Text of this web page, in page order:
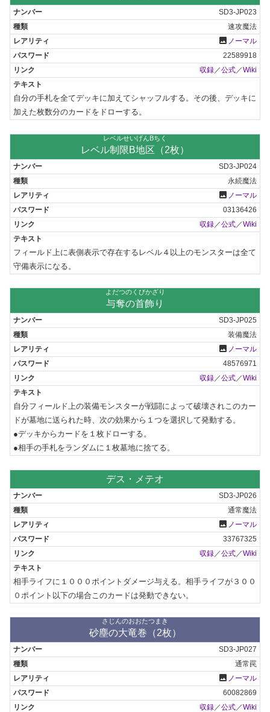
SD3-JP023
速攻魔法
photo ノーマル
22589918
収録／公式／Wiki
自分の手札を全てデッキに加えてシャッフルする。その後、デッキに
加えた枚数分のカードをドローする。
レベルせいげんBちく
レベル制限B地区（2枚）
SD3-JP024
永続魔法
photo ノーマル
03136426
収録 ／公式 ／Wiki
フィールド上に表側表示で存在するレベル４以上のモンスターは全て
守備表示になる。
よだつのくびかざり
与奪の首飾り
SD3-JP025
装備魔法
photo ノーマル
48576971
収録／公式／Wiki
自分フィールド上の装備モンスターが戦闘によって破壊されこのカー
ドが墓地に送られた時、次の効果から１つを選択して発動する。
●デッキからカードを１枚ドローする。
●相手の手札をランダムに１枚墓地に捨てる。
デス・メテオ
SD3-JP026
通常魔法
photo ノーマル
33767325
収録 ／公式 ／Wiki
相手ライフに１０００ポイントダメージ与える。相手ライフが３００
０ポイント以下の場合このカードは発動できない。
さじんのおおたつまき
砂塵の大竜巻（2枚）
SD3-JP027
通常罠
photo ノーマル
60082869
収録／公式／Wiki